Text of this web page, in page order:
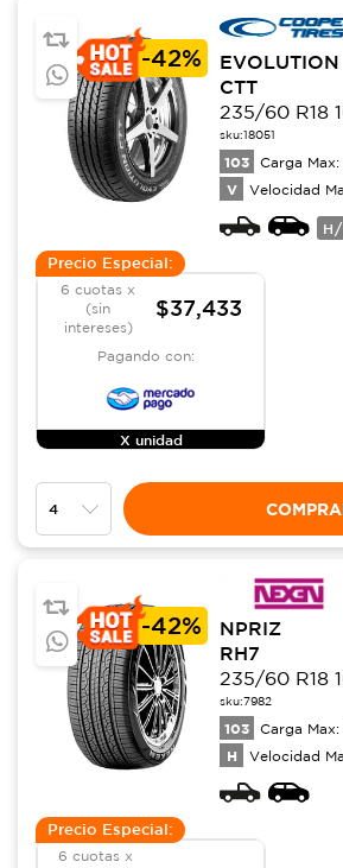
-42%
EVOLUTION
CTT
235/60 R18
sku:18051
103 Carga Max:
V Velocidad
Precio Especial:
6 cuotas x
(sin
intereses)
$37,433
Pagando con:
X unidad
-42%
NPRIZ
RH7
235/60 R18
sku:7982
103 Carga Max:
H Velocidad
Precio Especial:
6 cuotas x